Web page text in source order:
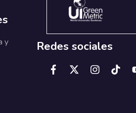
y
Redes sociales